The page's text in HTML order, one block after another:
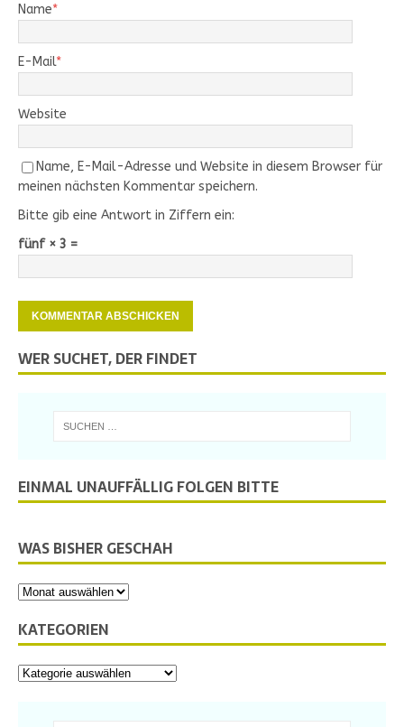
Name*
E-Mail*
Website
Name, E-Mail-Adresse und Website in diesem Browser für
meinen nächsten Kommentar speichern.
Bitte gib eine Antwort in Ziffern ein:
fünf × 3 =
WER SUCHET, DER FINDET
EINMAL UNAUFFÄLLIG FOLGEN BITTE
WAS BISHER GESCHAH
KATEGORIEN